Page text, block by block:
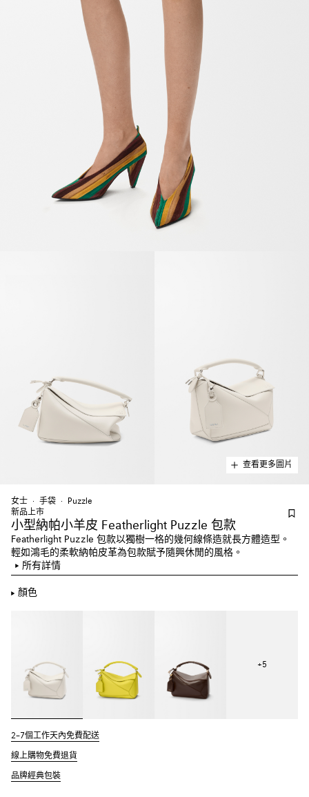
查看更多圖片
女士 手袋
Puzzle
新品上市
小型納帕小羊皮 Featherlight Puzzle 包款
Featherlight Puzzle 包款以獨樹一格的幾何線條造就長方體造型。
輕如鴻毛的柔軟納帕皮革為包款賦予隨興休閒的風格。
所有詳情
顏色
+5
2–7個工作天內免費配送
線上購物免費退貨
品牌經典包裝